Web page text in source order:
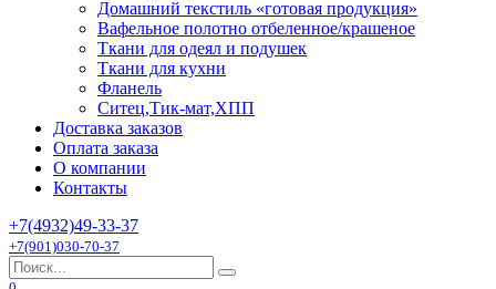
Домашний текстиль «готовая продукция»
Вафельное полотно отбеленное/крашеное
Ткани для одеял и подушек
Ткани для кухни
Фланель
Ситец,Тик-мат,ХПП
Доставка заказов
Оплата заказа
О компании
Контакты
+7(4932)49-33-37
+7(901)030-70-37
Search
for: